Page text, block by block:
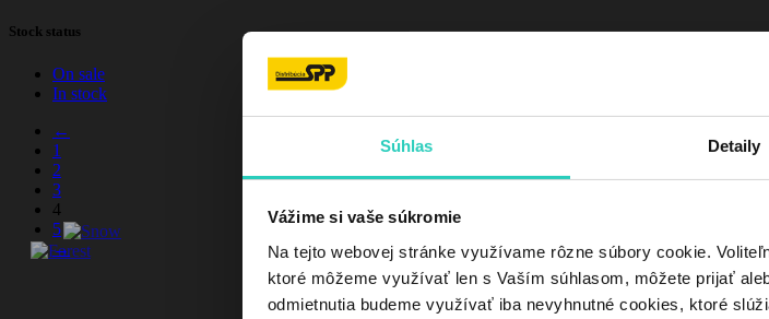
Súhlas Detaily
Vážime si vaše súkromie
Na tejto webovej stránke využívame rôzne súbory cookie.
ktoré môžeme využívať len s Vaším súhlasom, môžete prijať
odmietnutia budeme využívať iba nevyhnutné cookies, ktoré
Stock status
On sale
In stock
←
1
2
3
4
5
→